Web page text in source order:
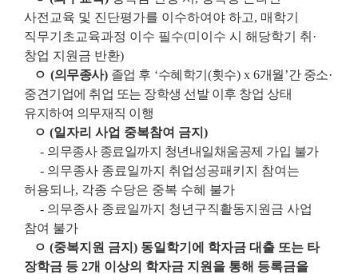
사전교육 및 진단평가를 이수하여야 하고, 매학기
직무기초교육과정 이수 필수(미이수 시 해당학기 취 ·
창업 지원금 반환)
ㅇ (의무종사) 졸업 후 ‘수혜학기 (횟수) x 6개월’간 중소·
중견기업에 취업 또는 장학생 선발 이후 창업 상태
유지하여 의무재직 이행
ㅇ (일자리 사업 중복참여 금지 )
- 의무종사 종료일까지 청년내일채움공제 가입 불가
- 의무종사 종료일까지 취업성공패키지 참여는
허용되나, 각종 수당은 중복 수혜 불가
- 의무종사 종료일까지 청년구직활동지원금 사업
참여 불가
ㅇ (중복지원 금지 ) 동일학기에 학자금 대출 또는 타
장학금 등 2개 이상의 학자금 지원을 통해 등록금을